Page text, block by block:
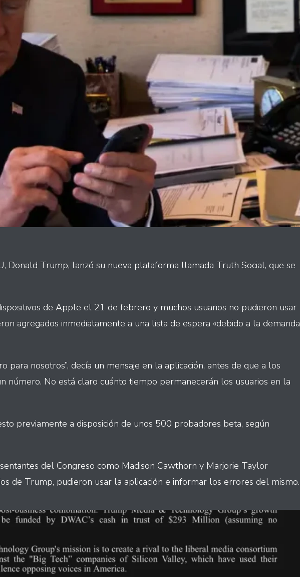
Donald Trump, lanzó su nueva plataforma llamada Truth Social, que se
de Apple el 21 de febrero y muchos usuarios no pudieron usar
agregados inmediatamente a una lista de espera «debido a la demanda
para nosotros”, decía un mensaje en la aplicación, antes de que a los
número. No está claro cuánto tiempo permanecerán los usuarios en la
previamente a disposición de unos 500 probadores beta, según
del Congreso como Madison Cawthorn y Marjorie Taylor
de Trump, pudieron usar la aplicación e informar los errores del mismo.